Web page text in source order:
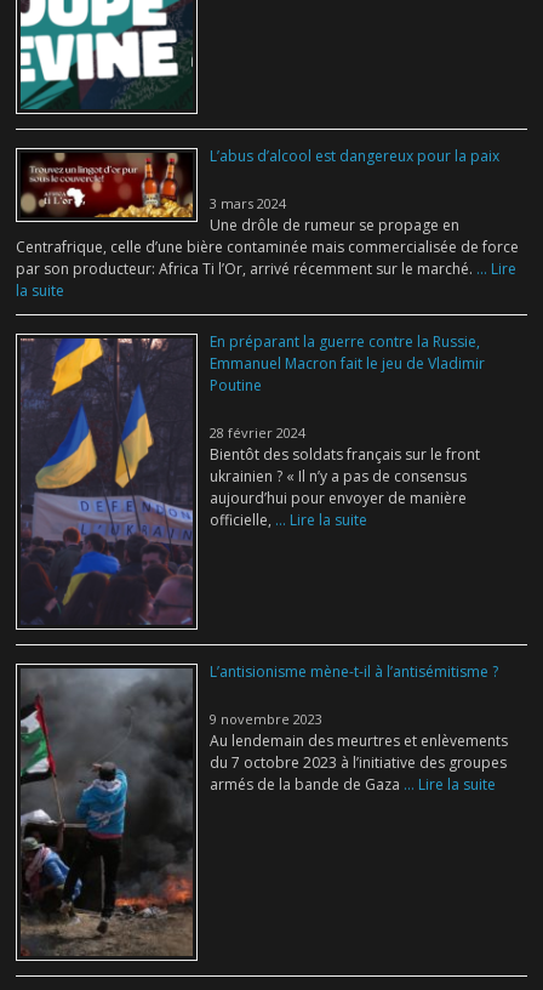
L’abus d’alcool est dangereux pour la paix
3 mars 2024
Une drôle de rumeur se propage en
Centrafrique, celle d’une bière contaminée mais commercialisée de force
par son producteur: Africa Ti l’Or, arrivé récemment sur le marché. ... Lire
la suite
En préparant la guerre contre la Russie,
Emmanuel Macron fait le jeu de Vladimir
Poutine
28 février 2024
Bientôt des soldats français sur le front
ukrainien ? « Il n’y a pas de consensus
aujourd’hui pour envoyer de manière
officielle, ... Lire la suite
L’antisionisme mène-t-il à l’antisémitisme ?
9 novembre 2023
Au lendemain des meurtres et enlèvements
du 7 octobre 2023 à l’initiative des groupes
armés de la bande de Gaza ... Lire la suite